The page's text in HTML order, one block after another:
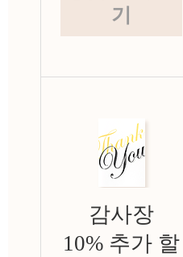
기
감사장
10% 추가 할